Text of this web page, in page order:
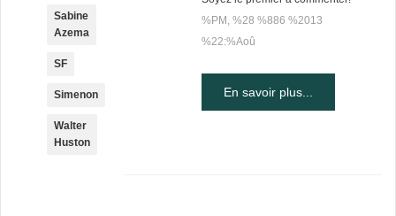
%PM, %28 %886 %2013
%22:%Aoû
En savoir plus...
Sabine
Azema
SF
Simenon
Walter
Huston